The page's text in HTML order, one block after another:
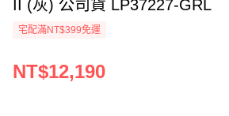
II (灰) 公司貨 LP37227-GRL
宅配滿NT$399免運
NT$12,190